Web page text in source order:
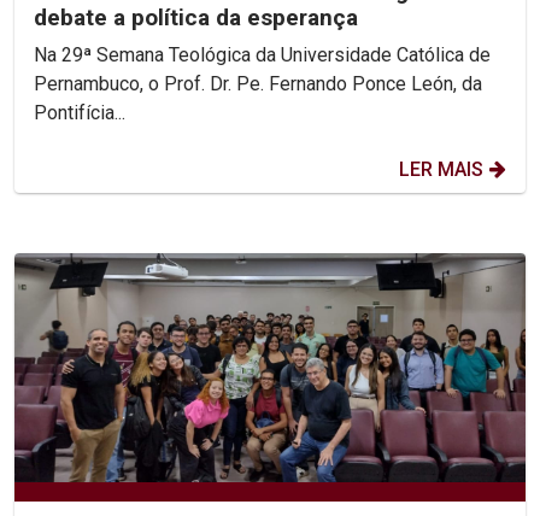
debate a política da esperança
Na 29ª Semana Teológica da Universidade Católica de
Pernambuco, o Prof. Dr. Pe. Fernando Ponce León, da
Pontifícia...
LER MAIS